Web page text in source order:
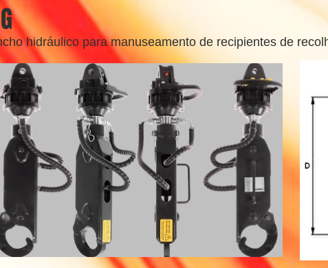
hidráulico para manuseamento de recipientes de